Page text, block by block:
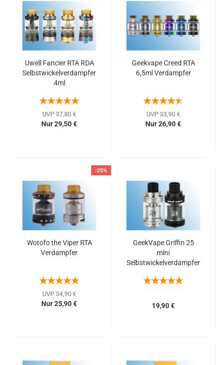
Uwell Fancier RTA RDA
Selbstwickelverdampfer
4ml
UVP 37,80 €
Nur 29,50 €
Geekvape Creed RTA
6,5ml Verdampfer
UVP 33,90 €
Nur 26,90 €
-25%
Wotofo the Viper RTA
Verdampfer
UVP 34,90 €
Nur 25,90 €
GeekVape Griffin 25
mini
Selbstwickelverdampfer
19,90 €